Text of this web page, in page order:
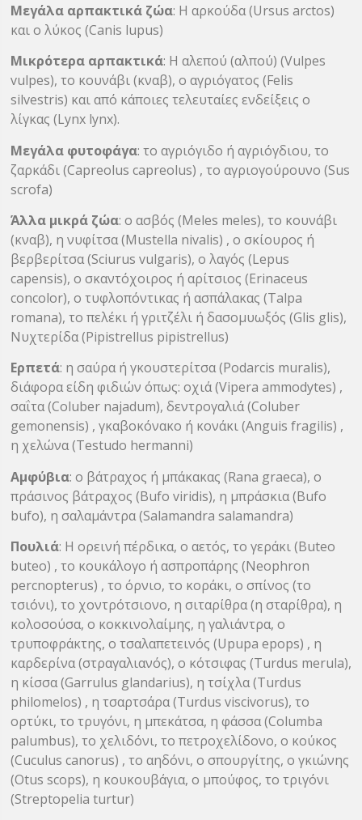
Μεγάλα αρπακτικά ζώα: Η αρκούδα (Ursus arctos)
και ο λύκος (Canis lupus)
Μικρότερα αρπακτικά: Η αλεπού (αλπού) (Vulpes
vulpes), το κουνάβι (κναβ), ο αγριόγατος (Felis
silvestris) και από κάποιες τελευταίες ενδείξεις ο
λίγκας (Lynx lynx).
Μεγάλα φυτοφάγα: το αγριόγιδο ή αγριόγδιου, το
ζαρκάδι (Capreolus capreolus) , το αγριογούρουνο (Sus
scrofa)
Άλλα μικρά ζώα: ο ασβός (Meles meles), το κουνάβι
(κναβ), η νυφίτσα (Mustella nivalis) , ο σκίουρος ή
βερβερίτσα (Sciurus vulgaris), ο λαγός (Lepus
capensis), ο σκαντόχοιρος ή αρίτσιος (Erinaceus
concolor), ο τυφλοπόντικας ή ασπάλακας (Talpa
romana), το πελέκι ή γριτζέλι ή δασομυωξός (Glis glis),
Νυχτερίδα (Pipistrellus pipistrellus)
Ερπετά: η σαύρα ή γκουστερίτσα (Podarcis muralis),
διάφορα είδη φιδιών όπως: οχιά (Vipera ammodytes) ,
σαΐτα (Coluber najadum), δεντρογαλιά (Coluber
gemonensis) , γκαβοκόνακο ή κονάκι (Anguis fragilis) ,
η χελώνα (Testudo hermanni)
Αμφύβια: ο βάτραχος ή μπάκακας (Rana graeca), ο
πράσινος βάτραχος (Bufo viridis), η μπράσκια (Bufo
bufo), η σαλαμάντρα (Salamandra salamandra)
Πουλιά: Η ορεινή πέρδικα, ο αετός, το γεράκι (Buteo
buteo) , το κουκάλογο ή ασπροπάρης (Neophron
percnopterus) , το όρνιο, το κοράκι, ο σπίνος (το
τσιόνι), το χοντρότσιονο, η σιταρίθρα (η σταρίθρα), η
κολοσούσα, ο κοκκινολαίμης, η γαλιάντρα, ο
τρυποφράκτης, ο τσαλαπετεινός (Upupa epops) , η
καρδερίνα (στραγαλιανός), ο κότσιφας (Turdus merula),
η κίσσα (Garrulus glandarius), η τσίχλα (Turdus
philomelos) , η τσαρτσάρα (Turdus viscivorus), το
ορτύκι, το τρυγόνι, η μπεκάτσα, η φάσσα (Columba
palumbus), το χελιδόνι, το πετροχελίδονο, ο κούκος
(Cuculus canorus) , το αηδόνι, ο σπουργίτης, ο γκιώνης
(Otus scops), η κουκουβάγια, ο μπούφος, το τριγόνι
(Streptopelia turtur)